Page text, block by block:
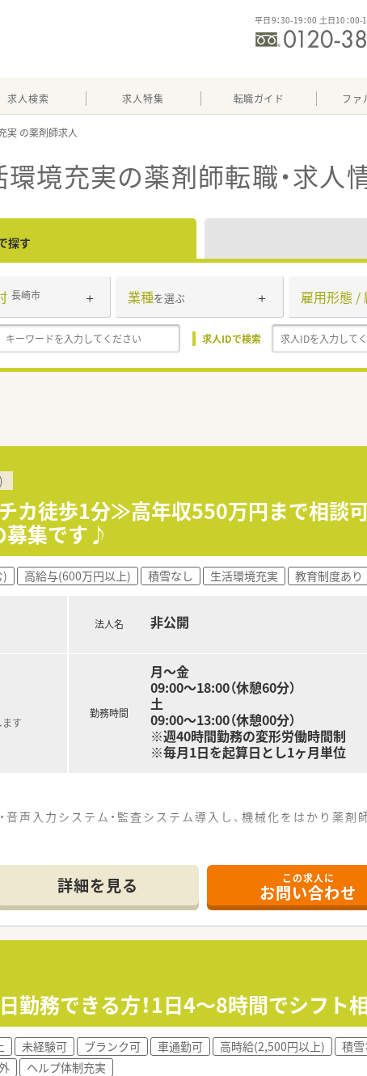
平日9：30-19：00 土日10：00-
求人検索 求人特集 転職ガイド ファ
実
環境充実の薬剤師転職・求人
探す
長崎市 業種を選ぶ 雇用形態 /
求人IDで検索
チカ徒歩1分≫高年収550万円まで相談
募集です♪
) 高給与(600万円以上) 積雪なし 生活環境充実 教育制度あり
す
法人名 非公開
勤務時間
月～金
09:00～18:00（休憩60分）
土
09:00～13:00（休憩00分）
※週40時間勤務の変形労働時間制
※毎月1日を起算日とし1ヶ月単位
声入力システム・監査システム導入し、機械化をはかり薬
合厚生大臣より「えるぼし（最高位の3段階目）」認定を取得
ケア店舗の構築、サプリメントバー・ヘルスケアラウンジ・
視点からお客様の健康を管理しています。
いければ様々なキャリアを広げていけます。
開発、新規プロジェクトなど活躍できるフィールドは様々で
厚さです。
全員が取得しています)
勤務は、お子さんが小学校6年生まで可能(1日6時間勤務)
3年間であれば、同資格での再入社可能）もございます。
間(調剤での採用の場合は＋1日でレセコン研修)個別にフォ
詳細を見る この求人に
お問い合わせ
勤務できる方！1日4～8時間でシフト相
未経験可 ブランク可 車通勤可 高時給(2,500円以上) 積
ヘルプ体制充実